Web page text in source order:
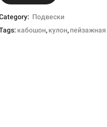
Подвески
кабошон,кулон,